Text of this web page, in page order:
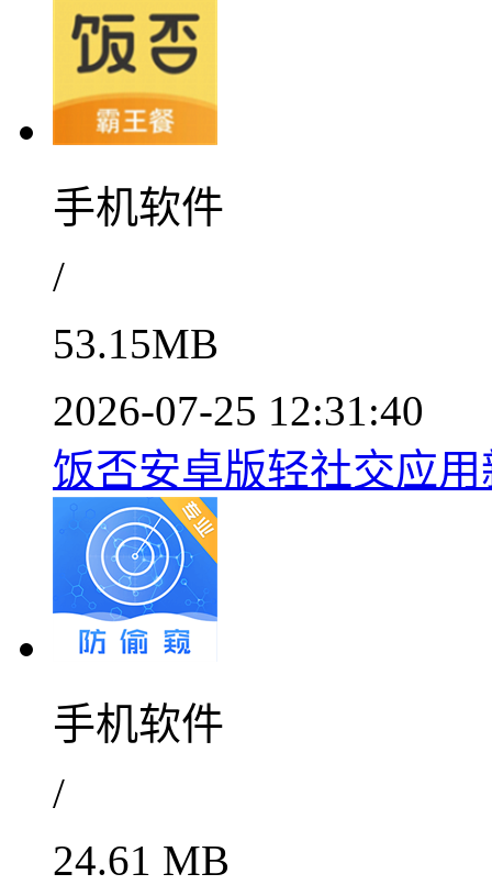
手机软件
/
53.15MB
2026-07-25 12:31:40
饭否安卓版轻社交应
手机软件
/
24.61 MB